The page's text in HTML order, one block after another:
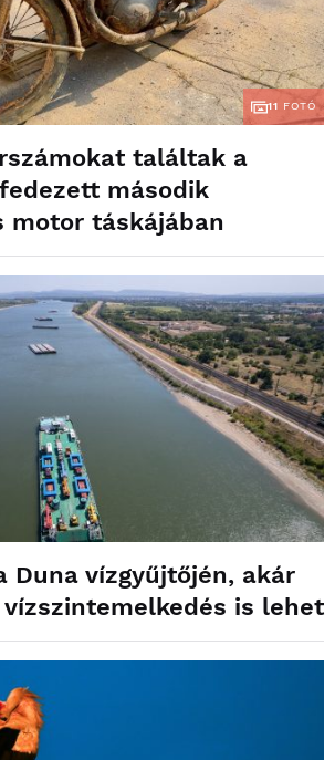
11 FOTÓ
találtak a
második
motor táskájában
Duna vízgyűjtőjén, akár
is lehet